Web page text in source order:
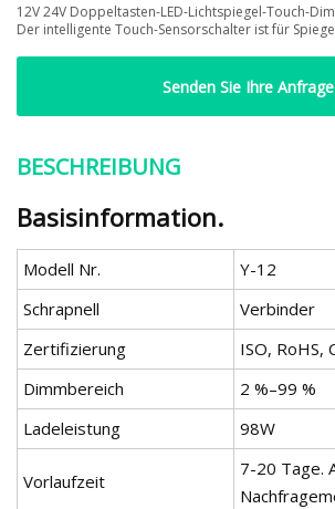
12V 24V Doppeltasten-LED-Lichtspiegel-Touch-
Der intelligente Touch-Sensorschalter ist für
Senden Sie Ihre Anfrage
BESCHREIBUNG
Basisinformation.
Modell Nr.
Y-12
Schrapnell
Verbinder
Zertifizierung
ISO, RoHS,
Dimmbereich
2 %–99 %
Ladeleistung
98W
Vorlaufzeit
7-20 Tage.